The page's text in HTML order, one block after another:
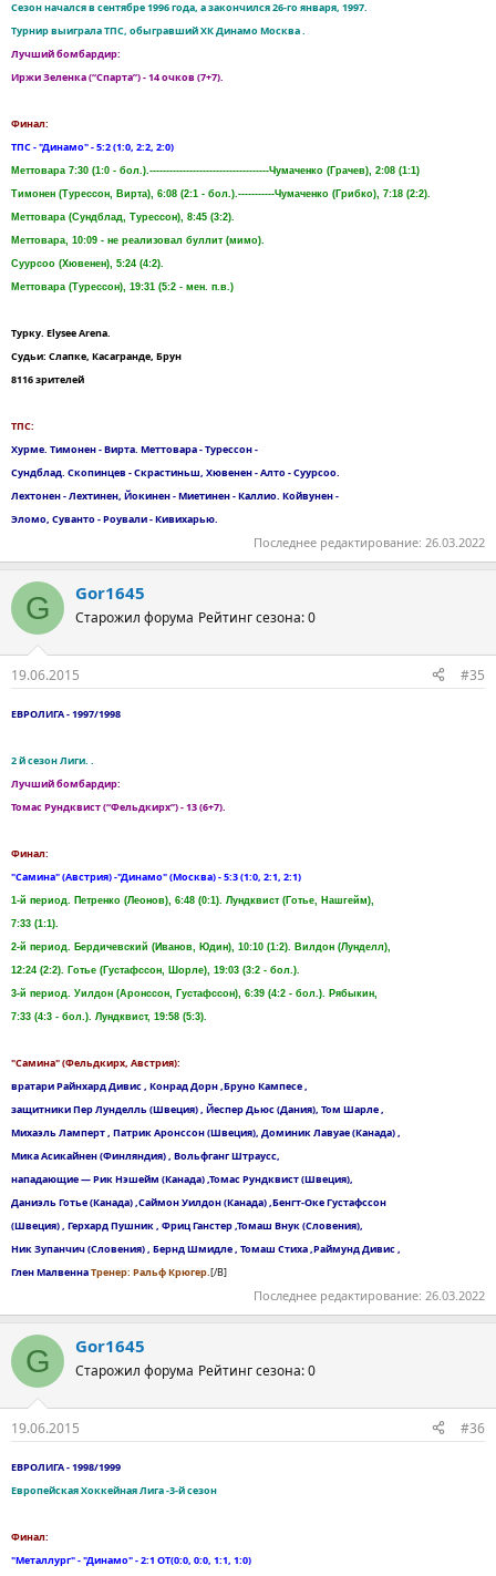
Сезон начался в сентябре 1996 года, а закончился 26-го января, 1997.
Турнир выиграла ТПС, обыгравший ХК Динамо Москва .
Лучший бомбардир:
Иржи Зеленка (“Спарта”) - 14 очков (7+7).
Финал:
ТПС - "Динамо" - 5:2 (1:0, 2:2, 2:0)
Меттовара 7:30 (1:0 - бол.).------------------------------------Чумаченко (Грачев), 2:08 (1:1)
Тимонен (Турессон, Вирта), 6:08 (2:1 - бол.).-----------Чумаченко (Грибко), 7:18 (2:2).
Меттовара (Сундблад, Турессон), 8:45 (3:2).
Меттовара, 10:09 - не реализовал буллит (мимо).
Суурсоо (Хювенен), 5:24 (4:2).
Меттовара (Турессон), 19:31 (5:2 - мен. п.в.)
Турку. Elysee Arena.
Судьи: Слапке, Касагранде, Брун
8116 зрителей
ТПС:
Хурме. Тимонен - Вирта. Меттовара - Турессон -
Сундблад. Скопинцев - Скрастиньш, Хювенен - Алто - Суурсоо.
Лехтонен - Лехтинен, Йокинен - Миетинен - Каллио. Койвунен -
Эломо, Суванто - Роували - Кивихарью.
Последнее редактирование: 26.03.2022
G Gor1645
Старожил форума Рейтинг сезона: 0
19.06.2015 #35
ЕВРОЛИГА - 1997/1998
2 й сезон Лиги. .
Лучший бомбардир:
Томас Рундквист (“Фельдкирх”) - 13 (6+7).
Финал:
"Самина" (Австрия) -"Динамо" (Москва) - 5:3 (1:0, 2:1, 2:1)
1-й период. Петренко (Леонов), 6:48 (0:1). Лундквист (Готье, Нашгейм),
7:33 (1:1).
2-й период. Бердичевский (Иванов, Юдин), 10:10 (1:2). Вилдон (Лунделл),
12:24 (2:2). Готье (Густафссон, Шорле), 19:03 (3:2 - бол.).
3-й период. Уилдон (Аронссон, Густафссон), 6:39 (4:2 - бол.). Рябыкин,
7:33 (4:3 - бол.). Лундквист, 19:58 (5:3).
"Самина" (Фельдкирх, Австрия):
вратари Райнхард Дивис , Конрад Дорн ,Бруно Кампесе ,
защитники Пер Лунделль (Швеция) , Йеспер Дьюс (Дания), Том Шарле ,
Михаэль Ламперт , Патрик Аронссон (Швеция), Доминик Лавуае (Канада) ,
Мика Асикайнен (Финляндия) , Вольфганг Штраусс,
нападающие — Рик Нэшейм (Канада) ,Томас Рундквист (Швеция),
Даниэль Готье (Канада) ,Саймон Уилдон (Канада) ,Бенгт-Оке Густафссон
(Швеция) , Герхард Пушник , Фриц Ганстер ,Томаш Внук (Словения),
Ник Зупанчич (Словения) , Бернд Шмидле , Томаш Стиха ,Раймунд Дивис ,
Глен МалвеннаТренер: Ральф Крюгер. [/B]
Последнее редактирование: 26.03.2022
G Gor1645
Старожил форума Рейтинг сезона: 0
19.06.2015 #36
ЕВРОЛИГА - 1998/1999
Европейская Хоккейная Лига -3-й сезон
Финал:
"Металлург" - "Динамо" - 2:1 ОТ(0:0, 0:0, 1:1, 1:0)